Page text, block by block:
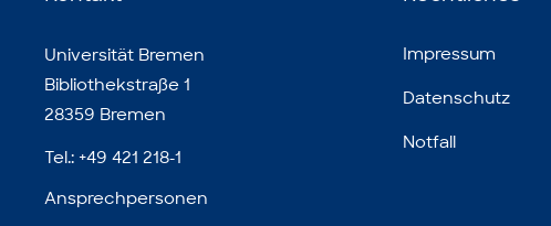
Universität Bremen
Bibliothekstraße 1
28359 Bremen
Tel.: +49 421 218-1
Ansprechpersonen
Impressum
Datenschutz
Notfall